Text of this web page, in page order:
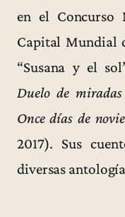
en el Concurso
Capital Mundial
“Susana y el
Duelo de miradas
Once días de
2017). Sus
diversas